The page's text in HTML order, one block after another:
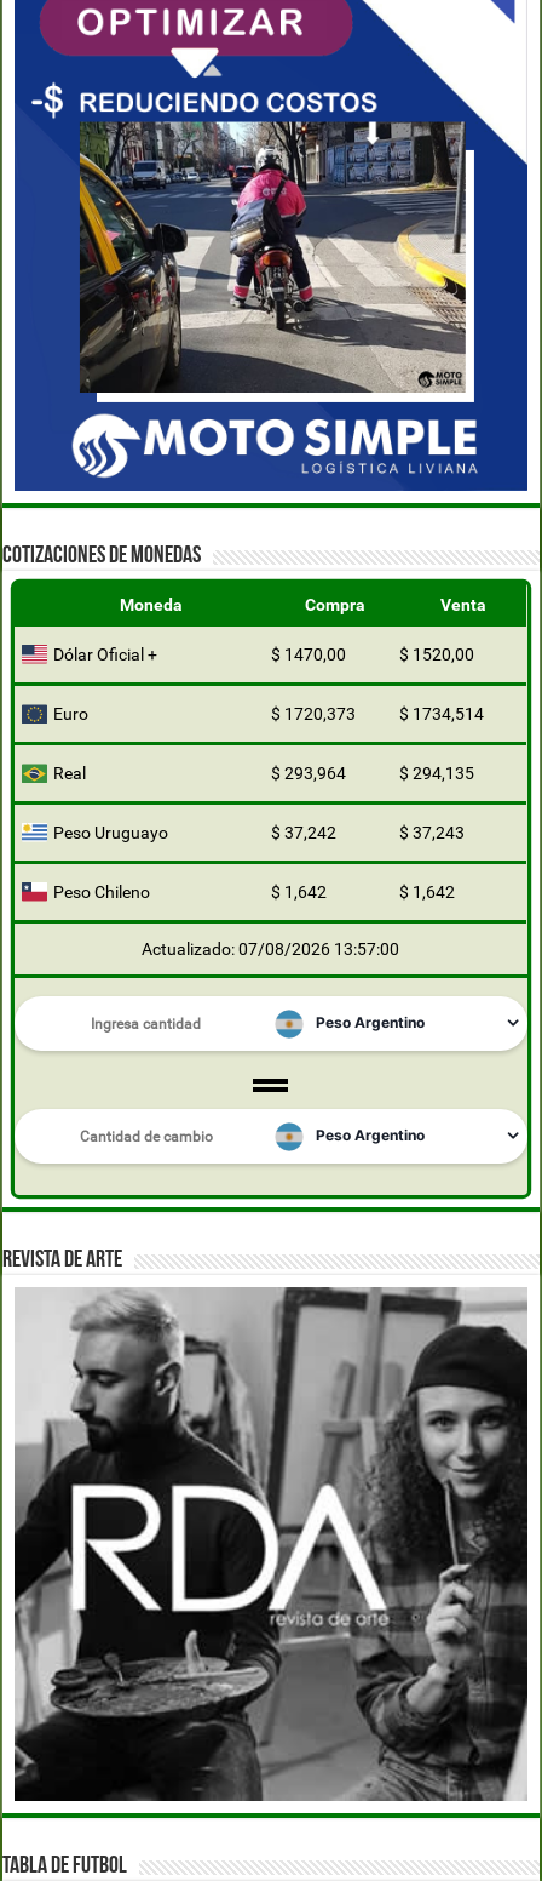
COTIZACIONES DE MONEDAS
Moneda Compra Venta
Dólar Oficial + $ 1470,00 $ 1520,00
Euro $ 1720,373 $ 1734,514
Real $ 293,964 $ 294,135
Peso Uruguayo $ 37,242 $ 37,243
Peso Chileno $ 1,642 $ 1,642
Actualizado: 07/08/2026 13:57:00
REVISTA DE ARTE
TABLA DE FUTBOL